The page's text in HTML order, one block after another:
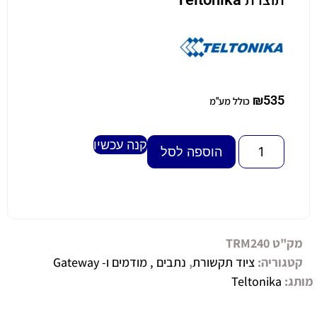
₪535 כולל מע"מ
הוספה לסל קנה עכשיו
מק"ט TRM240
קטגוריה: ציוד תקשורת, נתבים , מודמים ו- Gateway
מותג: Teltonika